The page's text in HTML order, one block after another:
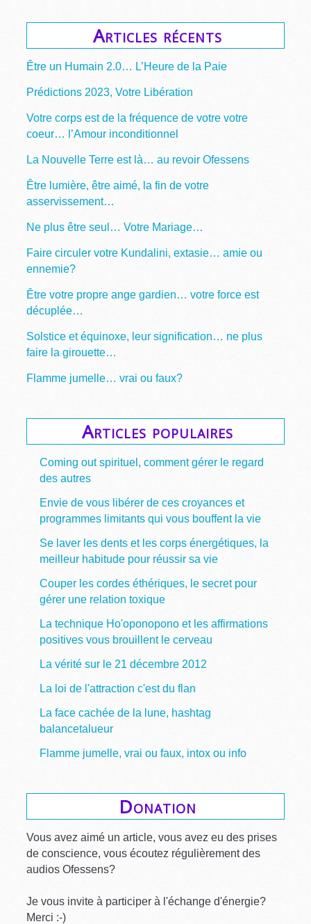
Articles récents
Être un Humain 2.0… L’Heure de la Paie
Prédictions 2023, Votre Libération
Votre corps est de la fréquence de votre votre
coeur… l’Amour inconditionnel
La Nouvelle Terre est là… au revoir Ofessens
Être lumière, être aimé, la fin de votre
asservissement…
Ne plus être seul… Votre Mariage…
Faire circuler votre Kundalini, extasie… amie ou
ennemie?
Être votre propre ange gardien… votre force est
décuplée…
Solstice et équinoxe, leur signification… ne plus
faire la girouette…
Flamme jumelle… vrai ou faux?
Articles populaires
Coming out spirituel, comment gérer le regard
des autres
Envie de vous libérer de ces croyances et
programmes limitants qui vous bouffent la vie
Se laver les dents et les corps énergétiques, la
meilleur habitude pour réussir sa vie
Couper les cordes éthériques, le secret pour
gérer une relation toxique
La technique Ho'oponopono et les affirmations
positives vous brouillent le cerveau
La vérité sur le 21 décembre 2012
La loi de l'attraction c'est du flan
La face cachée de la lune, hashtag
balancetalueur
Flamme jumelle, vrai ou faux, intox ou info
Donation
Vous avez aimé un article, vous avez eu des prises
de conscience, vous écoutez régulièrement des
audios Ofessens?
Je vous invite à participer à l'échange d'énergie?
Merci :-)